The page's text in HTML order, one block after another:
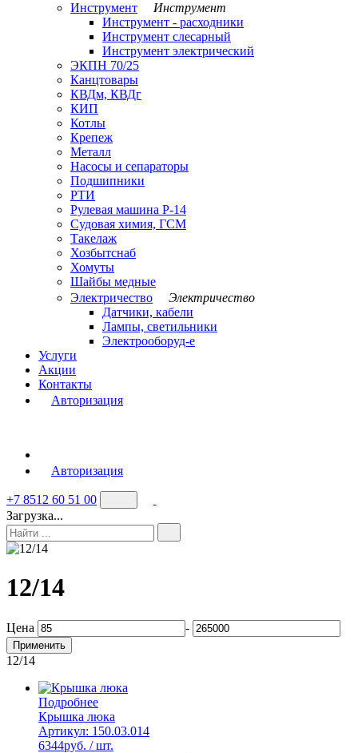
Инструмент
Инструмент
Инструмент - расходники
Инструмент слесарный
Инструмент электрический
ЭКПН 70/25
Канцтовары
КВДм, КВДг
КИП
Котлы
Крепеж
Металл
Насосы и сепараторы
Подшипники
РТИ
Рулевая машина Р-14
Судовая химия, ГСМ
Такелаж
Хозбытснаб
Хомуты
Шайбы медные
Электричество
Электричество
Датчики, кабели
Лампы, светильники
Электрооборуд-е
Услуги
Акции
Контакты
Авторизация
Авторизация
+7 8512 60 51 00
Загрузка...
12/14
Цена -
Применить
12/14
Подробнее
Крышка люка
Артикул: 150.03.014
6344руб. / шт.